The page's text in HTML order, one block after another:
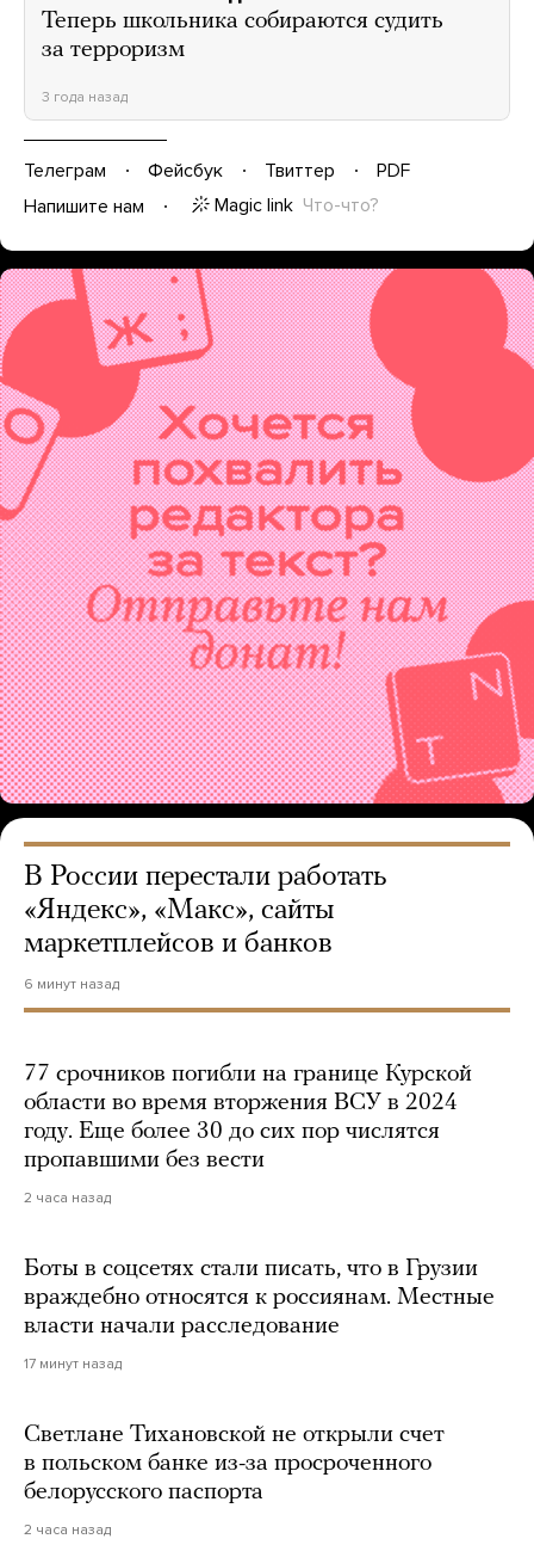
Теперь школьника собираются судить
за терроризм
3 года назад
Телеграм Фейсбук Твиттер
PDF
Напишите нам
Magic link Что-что?
В России перестали работать
«Яндекс», «Макс», сайты
маркетплейсов и банков
6 минут назад
77 срочников погибли на границе Курской
области во время вторжения ВСУ в 2024
году. Еще более 30 до сих пор числятся
пропавшими без вести
2 часа назад
Боты в соцсетях стали писать, что в Грузии
враждебно относятся к россиянам. Местные
власти начали расследование
17 минут назад
Светлане Тихановской не открыли счет
в польском банке из-за просроченного
белорусского паспорта
2 часа назад